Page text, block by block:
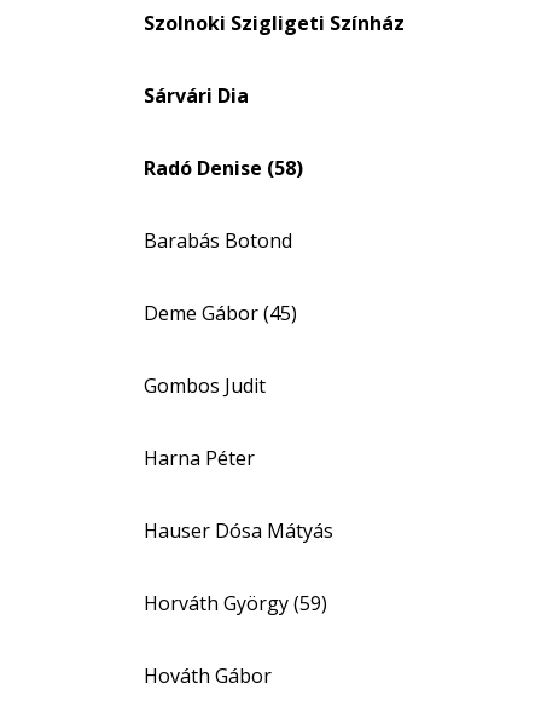
eloszlás
Szolnoki Szigligeti Színház
Sárvári Dia
Radó Denise (58)
Barabás Botond
Deme Gábor (45)
Gombos Judit
Harna Péter
Hauser Dósa Mátyás
Horváth György (59)
Hováth Gábor